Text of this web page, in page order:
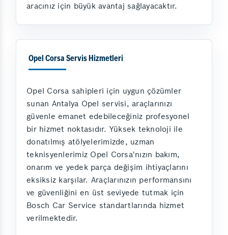
aracınız için büyük avantaj sağlayacaktır.
Opel Corsa Servis Hizmetleri
Opel Corsa sahipleri için uygun çözümler
sunan Antalya Opel servisi, araçlarınızı
güvenle emanet edebileceğiniz profesyonel
bir hizmet noktasıdır. Yüksek teknoloji ile
donatılmış atölyelerimizde, uzman
teknisyenlerimiz Opel Corsa'nızın bakım,
onarım ve yedek parça değişim ihtiyaçlarını
eksiksiz karşılar. Araçlarınızın performansını
ve güvenliğini en üst seviyede tutmak için
Bosch Car Service standartlarında hizmet
verilmektedir.